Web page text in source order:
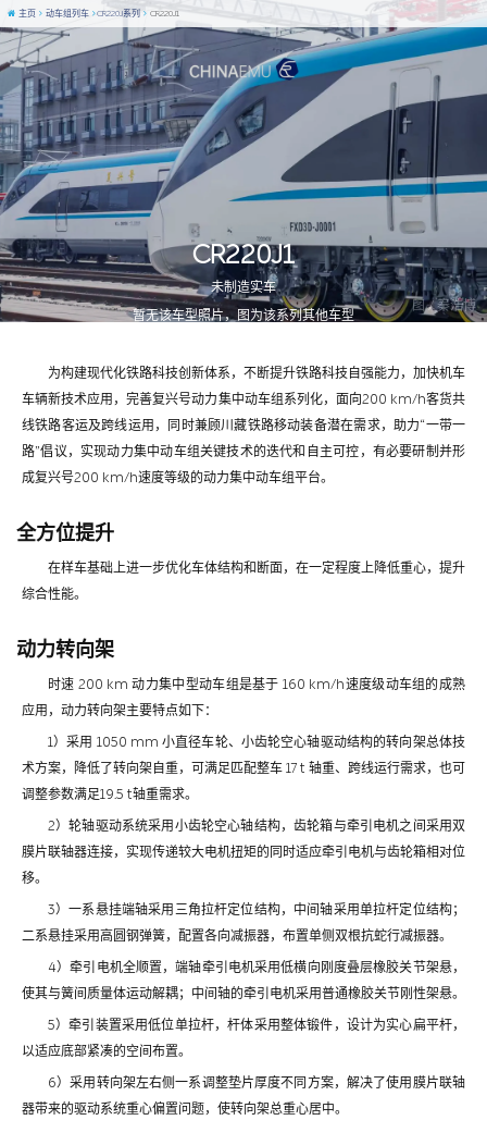
图 / 秦浩博
CR220J1
未制造实车
暂无该车型照片，图为该系列其他车型
主页 动车组列车 CR220J系列 CR220J1
为构建现代化铁路科技创新体系，不断提升铁路科技自强能力，加快机车
车辆新技术应用，完善复兴号动力集中动车组系列化，面向200 km/h客货共
线铁路客运及跨线运用，同时兼顾川藏铁路移动装备潜在需求，助力“一带一
路”倡议，实现动力集中动车组关键技术的迭代和自主可控，有必要研制并形
成复兴号200 km/h速度等级的动力集中动车组平台。
全方位提升
在样车基础上进一步优化车体结构和断面，在一定程度上降低重心，提升
综合性能。
动力转向架
时速 200 km 动力集中型动车组是基于 160 km/h速度级动车组的成熟
应用，动力转向架主要特点如下：
1）采用 1050 mm 小直径车轮、小齿轮空心轴驱动结构的转向架总体技
术方案，降低了转向架自重，可满足匹配整车 17 t 轴重、跨线运行需求，也可
调整参数满足19.5 t轴重需求。
2）轮轴驱动系统采用小齿轮空心轴结构，齿轮箱与牵引电机之间采用双
膜片联轴器连接，实现传递较大电机扭矩的同时适应牵引电机与齿轮箱相对位
移。
3）一系悬挂端轴采用三角拉杆定位结构，中间轴采用单拉杆定位结构；
二系悬挂采用高圆钢弹簧，配置各向减振器，布置单侧双根抗蛇行减振器。
4）牵引电机全顺置，端轴牵引电机采用低横向刚度叠层橡胶关节架悬，
使其与簧间质量体运动解耦；中间轴的牵引电机采用普通橡胶关节刚性架悬。
5）牵引装置采用低位单拉杆，杆体采用整体锻件，设计为实心扁平杆，
以适应底部紧凑的空间布置。
6）采用转向架左右侧一系调整垫片厚度不同方案，解决了使用膜片联轴
器带来的驱动系统重心偏置问题，使转向架总重心居中。